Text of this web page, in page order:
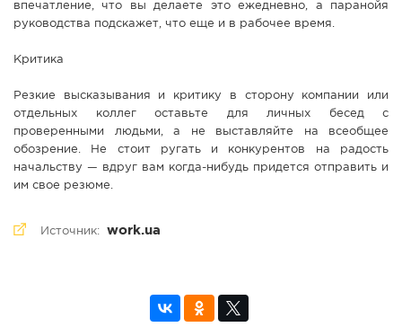
впечатление, что вы делаете это ежедневно, а паранойя
руководства подскажет, что еще и в рабочее время.
Критика
Резкие высказывания и критику в сторону компании или
отдельных коллег оставьте для личных бесед с
проверенными людьми, а не выставляйте на всеобщее
обозрение. Не стоит ругать и конкурентов на радость
начальству — вдруг вам когда-нибудь придется отправить и
им свое резюме.
Источник: work.ua